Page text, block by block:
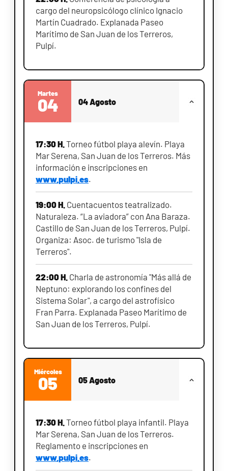
cargo del neuropsicólogo clínico Ignacio
Martín Cuadrado. Explanada Paseo
Marítimo de San Juan de los Terreros,
Pulpí.
Martes
04 04 Agosto
17:30 H.Torneo fútbol playa alevín. Playa
Mar Serena, San Juan de los Terreros. Más
información e inscripciones en
www.pulpi.es.
19:00 H. Cuentacuentos teatralizado.
Naturaleza. “La aviadora” con Ana Baraza.
Castillo de San Juan de los Terreros, Pulpí.
Organiza: Asoc. de turismo "Isla de
Terreros".
22:00 H. Charla de astronomía "Más allá de
Neptuno: explorando los confines del
Sistema Solar", a cargo del astrofísico
Fran Parra. Explanada Paseo Marítimo de
San Juan de los Terreros, Pulpí.
Miércoles
05 05 Agosto
17:30 H.Torneo fútbol playa infantil. Playa
Mar Serena, San Juan de los Terreros.
Reglamento e inscripciones en
www.pulpi.es.